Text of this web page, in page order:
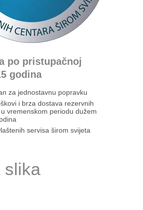
po pristupačnoj
godina
za jednostavnu popravku
i brza dostava rezervnih
vremenskom periodu dužem
servisa širom svijeta
slika